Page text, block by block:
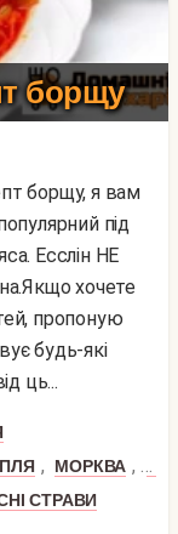
борщу
під
Есслін НЕ
хочете
пропоную
будь-які
ць...
, МОРКВА ,
СТРАВИ